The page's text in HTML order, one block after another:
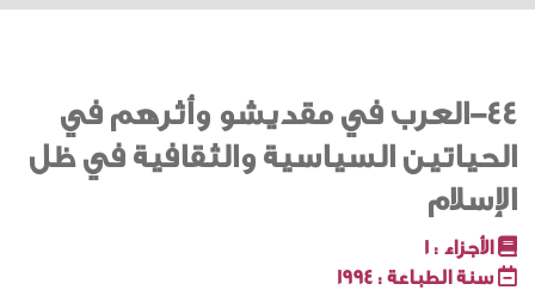
44-العرب في مقديشو وأثرهم في
الحياتين السياسية والثقافية في ظل
الإسلام
الأجزاء : 1
سنة الطباعة : 1994